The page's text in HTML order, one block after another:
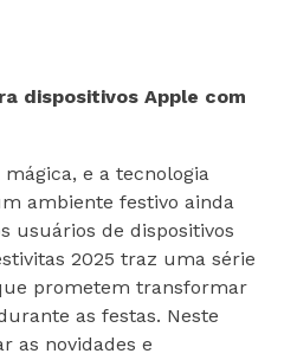
dispositivos Apple com
e a tecnologia
ambiente festivo ainda
usuários de dispositivos
2025 traz uma série
prometem transformar
as festas. Neste
as novidades e